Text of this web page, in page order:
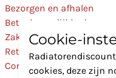
Bezorgen en afhalen
Betaalmogelijkheden
Zakelijk
Retourneren
Contact
Cookie-
cookies, deze zijn